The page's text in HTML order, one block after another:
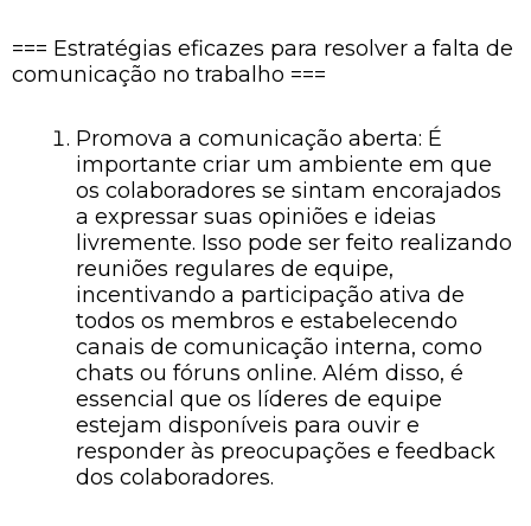
=== Estratégias eficazes para resolver a falta de
comunicação no trabalho ===
Promova a comunicação aberta: É
importante criar um ambiente em que
os colaboradores se sintam encorajados
a expressar suas opiniões e ideias
livremente. Isso pode ser feito realizando
reuniões regulares de equipe,
incentivando a participação ativa de
todos os membros e estabelecendo
canais de comunicação interna, como
chats ou fóruns online. Além disso, é
essencial que os líderes de equipe
estejam disponíveis para ouvir e
responder às preocupações e feedback
dos colaboradores.